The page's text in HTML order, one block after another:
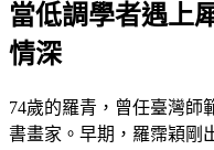
當低調學者遇上
情深
74歲的羅青，曾任臺灣師
書畫家。早期，羅霈穎剛